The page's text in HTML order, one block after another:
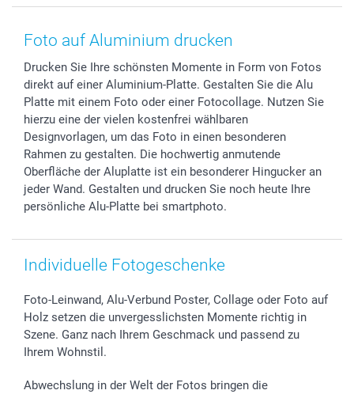
Zubehör & Material
Sticker & Etiketten
Geschenk-Gutscheine (PDF)
AGB
Presse
Partnerprogramme
Investor Relations
B2B smartbusiness
Widerrufsrecht
Muttertag
Kommunion & Konfirmation
Hochzeit
Geburtstag
Geburt
Zu allen Anlässen
Preise und Versandkosten
48h Lieferung
Zahlungsmöglichkeiten
Anmelden /Registrieren
Sitemap
Status der Bestellung
smartfriends
smartgarantie
Foto auf Aluminium drucken
Drucken Sie Ihre schönsten Momente in Form von Fotos
direkt auf einer Aluminium-Platte. Gestalten Sie die Alu
Platte mit einem Foto oder einer Fotocollage. Nutzen Sie
hierzu eine der vielen kostenfrei wählbaren
Designvorlagen, um das Foto in einen besonderen
Rahmen zu gestalten. Die hochwertig anmutende
Oberfläche der Aluplatte ist ein besonderer Hingucker an
jeder Wand. Gestalten und drucken Sie noch heute Ihre
persönliche Alu-Platte bei smartphoto.
Individuelle Fotogeschenke
Foto-Leinwand, Alu-Verbund Poster, Collage oder Foto auf
Holz setzen die unvergesslichsten Momente richtig in
Szene. Ganz nach Ihrem Geschmack und passend zu
Ihrem Wohnstil.
Abwechslung in der Welt der Fotos bringen die